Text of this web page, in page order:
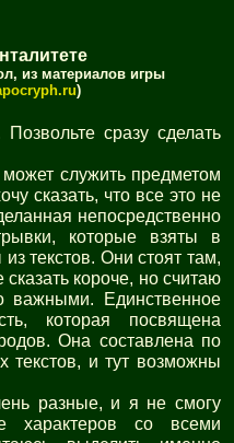
из материалов игры
)
сразу сделать
служить предметом
сказать, что все это не
непосредственно
которые взяты в
текстов. Они стоят там,
короче, но считаю
важными. Единственное
которая посвящена
Она составлена по
текстов, и тут возможны
разные, и я не смогу
характеров со всеми